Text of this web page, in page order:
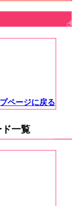
プページに戻る
一覧